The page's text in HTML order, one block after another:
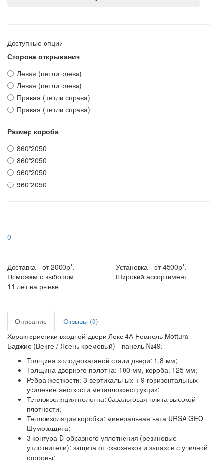
Доступные опции
Сторона открывания
Левая (петли слева)
Левая (петли слева)
Правая (петли справа)
Правая (петли справа)
Размер короба
860*2050
860*2050
960*2050
960*2050
0
Доставка - от 2000р*.
Установка - от 4500р*.
Поможем с выбором
Широкий ассортимент
11 лет на рынке
Описание
Отзывы (0)
Характеристики входной двери Лекс 4А Неаполь Mottura
Баджио (Венге / Ясень кремовый) - панель №49:
Толщина холоднокатаной стали двери: 1,8 мм;
Толщина дверного полотна: 100 мм, короба: 125 мм;
Ребра жесткости: 3 вертикальных + 9 горизонтальных -
усиление жесткости металлоконструкции;
Теплоизоляция полотна: базальтовая плита высокой
плотности;
Теплоизоляция коробки: минеральная вата URSA GEO
Шумозащита;
3 контура D-образного уплотнения (резиновые
уплотнители): защита от сквозняков и запахов с уличной
стороны;